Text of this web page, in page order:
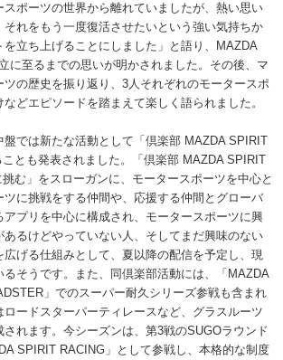
ポーツの世界から離れていましたが、熱い思い
それをもう一度復活させたいという強い気持ちか
を立ち上げることにしました」と語り、MAZDA
に至るまでの思いが明かされました。その後、マ
ツの歴史を振り返り、3人それぞれのモータースポ
どエピソードを踏まえて楽しく語られました。
盤では新たな活動として「倶楽部 MAZDA SPIRIT
とも発表されました。「倶楽部 MAZDA SPIRIT
む」をスローガンに、モータースポーツを中心と
ツに挑戦をする仲間や、応援する仲間とグローバ
アプリを中心に構成され、モータースポーツに興
るけどやっていない人、そしてまだ興味のない
広げる仕組みとして、夏以降の配信を予定し、現
そうです。また、同倶楽部活動には、「MAZDA
」でのスーパー耐久シリーズ参戦も含まれ
ードスターパーティレースなど、グラスルーツ
れます。今シーズンは、第3戦のSUGOラウンド
SPIRIT RACING」として参戦し、本格的な制度